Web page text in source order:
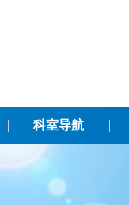
科室导航